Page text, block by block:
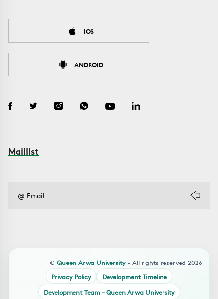
IOS
ANDROID
Maillist
© Queen Arwa University - All rights reserved 2026
Privacy Policy
Development Timeline
Development Team – Queen Arwa University